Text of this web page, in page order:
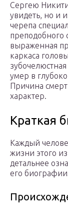
Сергею
увидеть, но и
черепа
преподобного
выраженная
каркаса
умер в
Причина
характер.
Краткая
Каждый
жизни этого
детальнее
его